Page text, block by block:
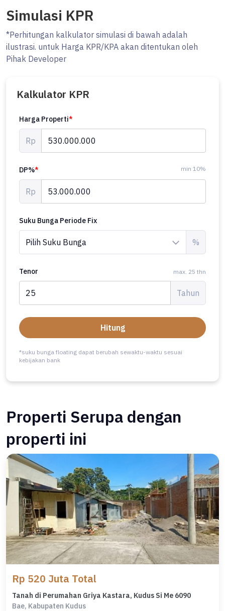
Simulasi KPR
*Perhitungan kalkulator simulasi di bawah adalah
ilustrasi. untuk Harga KPR/KPA akan ditentukan oleh
Pihak Developer
Kalkulator KPR
Harga Properti*
Rp
DP%* min 10%
Rp
Suku Bunga Periode Fix
%
Tenor max. 25 thn
Tahun
Hitung
*suku bunga floating dapat berubah sewaktu-waktu sesuai
kebijakan bank
Properti Serupa dengan
properti ini
Rp 520 Juta Total
Tanah di Perumahan Griya Kastara, Kudus Si Me 6090
Bae, Kabupaten Kudus